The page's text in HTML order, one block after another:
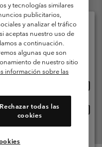
Garantía
Por Los Usuarios
y tecnologías similares
publicitarios,
y analizar el tráfico
aceptas nuestro uso de
a continuación.
algunas que son
de nuestro sitio
información sobre las
Rechazar todas las
cookies
idioma envío
disponibles
línea